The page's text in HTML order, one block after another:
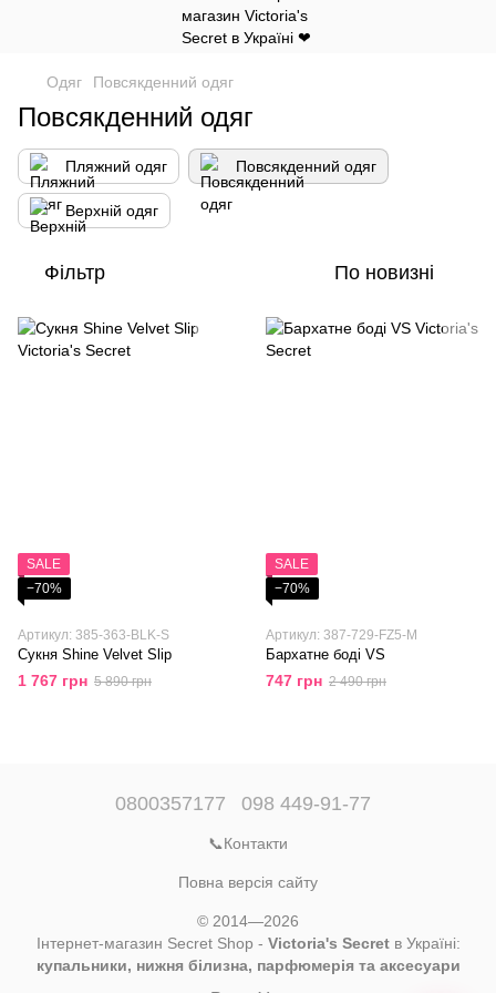
Одяг Повсякденний одяг
Повсякденний одяг
Пляжний одяг Повсякденний одяг
Верхній одяг
Фільтр По новизні
SALE
−70%
Артикул: 385-363-BLK-S
Сукня Shine Velvet Slip
1 767 грн 5 890 грн
SALE
−70%
Артикул: 387-729-FZ5-M
Бархатне боді VS
747 грн 2 490 грн
0800357177 098 449-91-77
📞Контакти
Повна версія сайту
© 2014—2026
Інтернет-магазин Secret Shop - Victoria's Secretв Україні:
купальники, нижня білизна, парфюмерія та аксесуари